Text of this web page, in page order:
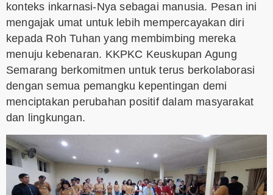
konteks inkarnasi-Nya sebagai manusia. Pesan ini
mengajak umat untuk lebih mempercayakan diri
kepada Roh Tuhan yang membimbing mereka
menuju kebenaran. KKPKC Keuskupan Agung
Semarang berkomitmen untuk terus berkolaborasi
dengan semua pemangku kepentingan demi
menciptakan perubahan positif dalam masyarakat
dan lingkungan.